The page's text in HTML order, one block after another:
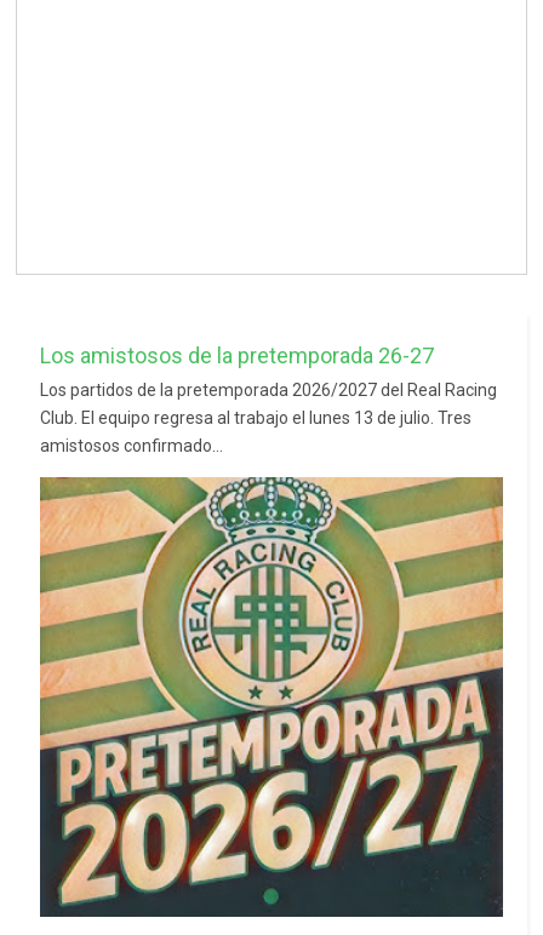
Los amistosos de la pretemporada 26-27
Los partidos de la pretemporada 2026/2027 del Real Racing
Club. El equipo regresa al trabajo el lunes 13 de julio. Tres
amistosos confirmado...